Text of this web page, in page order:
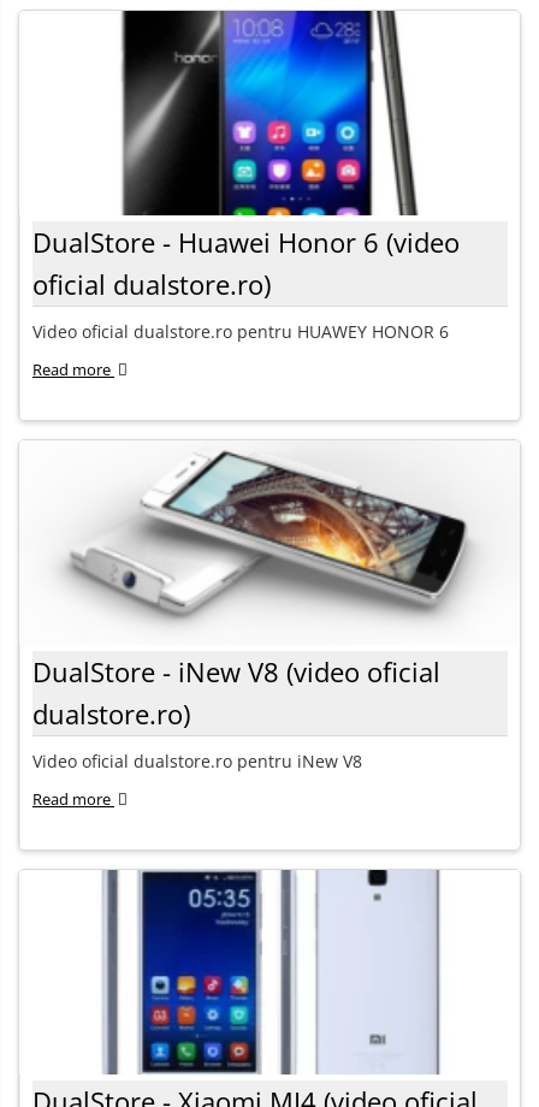
DualStore - Huawei Honor 6 (video
oficial dualstore.ro)
Video oficial dualstore.ro pentru HUAWEY HONOR 6
Read more
DualStore - iNew V8 (video oficial
dualstore.ro)
Video oficial dualstore.ro pentru iNew V8
Read more